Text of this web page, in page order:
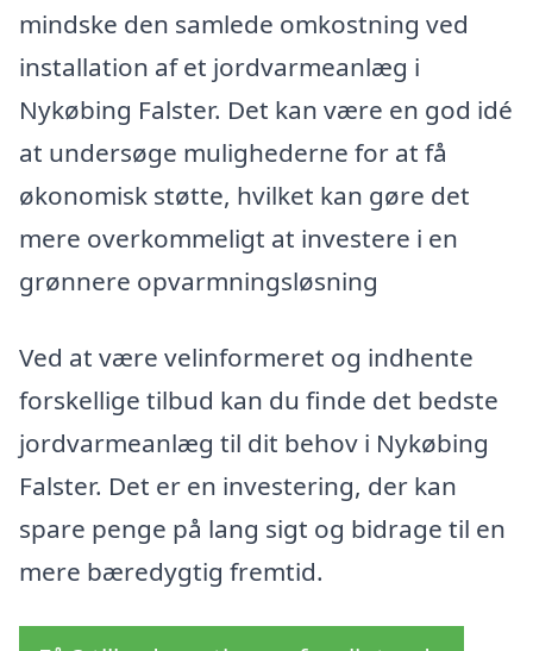
mindske den samlede omkostning ved
installation af et jordvarmeanlæg i
Nykøbing Falster. Det kan være en god idé
at undersøge mulighederne for at få
økonomisk støtte, hvilket kan gøre det
mere overkommeligt at investere i en
grønnere opvarmningsløsning
Ved at være velinformeret og indhente
forskellige tilbud kan du finde det bedste
jordvarmeanlæg til dit behov i Nykøbing
Falster. Det er en investering, der kan
spare penge på lang sigt og bidrage til en
mere bæredygtig fremtid.